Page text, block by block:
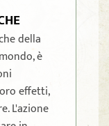
della
è
effetti,
L'azione